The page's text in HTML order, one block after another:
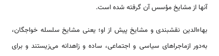
آنها از مشايخ مؤسس آن گرفته شده است.
بهاءالدین‌ نقشبندی‌ و مشایخ‌ پیش‌ از او؛ یعنی مشایخ‌ سلسله‌ خواجگان‌،
به‌دور ازماجراهای‌ سیاسی‌ و اجتماعی‌، ساده‌ و زاهدانه‌ می‌زیستند و برای‌